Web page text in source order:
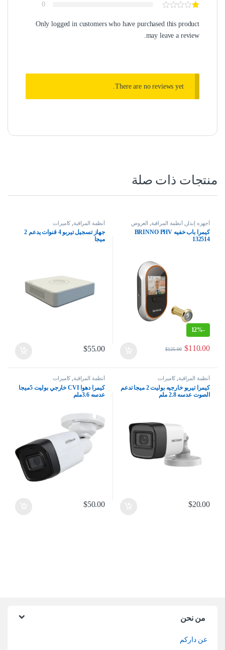
0
Only logged in customers who have purchased this product
may leave a review.
There are no reviews yet.
منتجات ذات صلة
أجهزه إنذار ,أنظمة المراقبة العروض
كيمرا باب خفيه BRINNO PHV
132514
-
12%
$110.00
$125.00
أنظمة المراقبة كاميرات
جهاز تسجيل تيربو 4 قنوات يدعم 2
ميجا
$55.00
أنظمة المراقبة كاميرات
كيمرا تيربو خارجيه بوليت 2 ميجا تدعم
الصوت عدسه 2.8 ملم
$20.00
أنظمة المراقبة كاميرات
كيمرا دهوا CVI خارجي بوليت 5ميجا
عدسه 3.6ملم
$50.00
من نحن
عن داركم